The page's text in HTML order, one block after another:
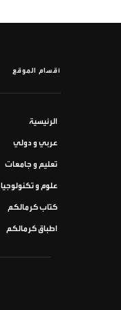
أقسام الموقع
الرئيسية
عربي و دولي
تعليم و جامعات
علوم و تكنولوجيا
كتاب كرمالكم
اطباق كرمالكم